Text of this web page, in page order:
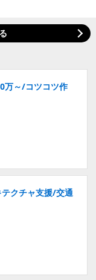
万～/コツコツ作
クチャ支援/交通